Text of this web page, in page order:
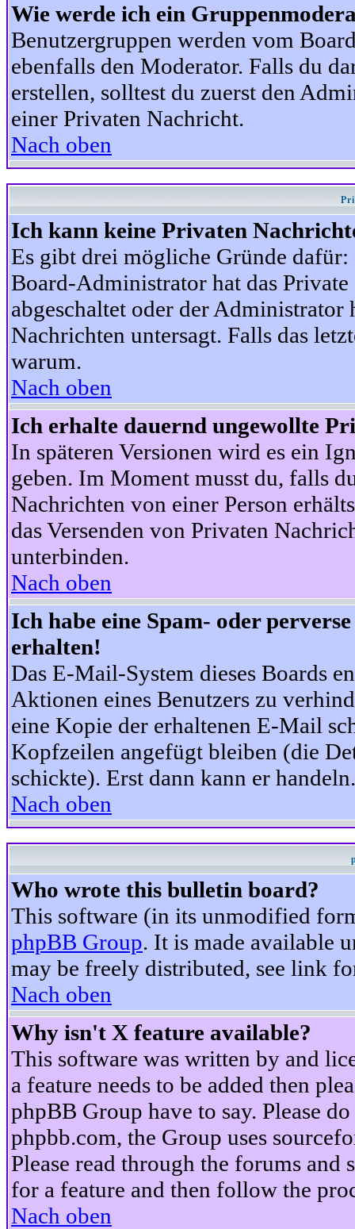
Wie werde ich ein
Benutzergruppen werden vom
ebenfalls den Moderator. Falls du
erstellen, solltest du zuerst den
einer Privaten Nachricht.
Nach oben
Ich kann keine Privaten
Es gibt drei mögliche Gründe
Board-Administrator hat das
abgeschaltet oder der
Nachrichten untersagt. Falls das
warum.
Nach oben
Ich erhalte dauernd ungewollte
In späteren Versionen wird es ein
geben. Im Moment musst du, falls
Nachrichten von einer Person
das Versenden von Privaten
unterbinden.
Nach oben
Ich habe eine Spam- oder
erhalten!
Das E-Mail-System dieses Boards
Aktionen eines Benutzers zu
eine Kopie der erhaltenen E-Mail
Kopfzeilen angefügt bleiben (die
schickte). Erst dann kann er handeln.
Nach oben
Who wrote this bulletin board?
This software (in its unmodified
phpBB Group. It is made available
may be freely distributed, see link
Nach oben
Why isn't X feature available?
This software was written by and
a feature needs to be added then
phpBB Group have to say. Please
phpbb.com, the Group uses
Please read through the forums
for a feature and then follow the
Nach oben